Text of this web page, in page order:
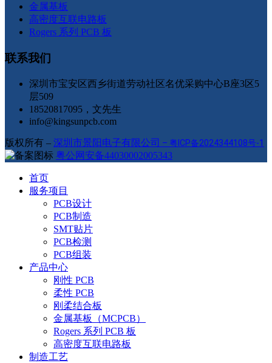
金属基板
高密度互联电路板
Rogers 系列 PCB 板
联系我们
深圳市宝安区西乡街道劳动社区名优采购中心B座3区5
层509
18520817095，文先生
info@kingsunpcb.com
版权所有 – 深圳市景阳电子有限公司 – 粤ICP备2024344108号-1
粤公网安备44030002005343
首页
服务项目
PCB设计
PCB制造
SMT贴片
PCB检测
PCB组装
产品中心
刚性 PCB
柔性 PCB
刚柔结合板
金属基板（MCPCB）
Rogers 系列 PCB 板
高密度互联电路板
制造工艺